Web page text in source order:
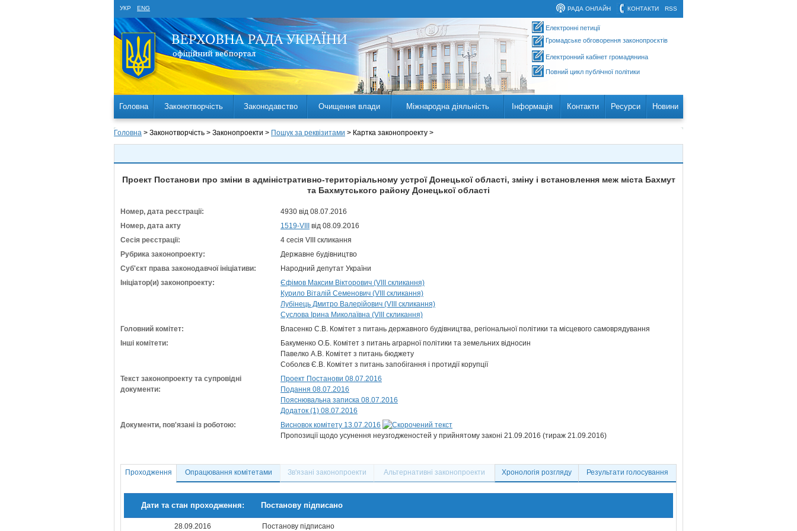
УКР ENG RSS
КОНТАКТИ
РАДА ОНЛАЙН
Електронні петиції
Громадське обговорення законопроєктів
Електронний кабінет громадянина
Повний цикл публічної політики
Головна Законотворчість Законодавство Очищення влади Міжнародна діяльність Інформація Контакти Ресурси Новини
Головна > Законотворчість > Законопроекти > Пошук за реквізитами > Картка законопроекту >
Проект Постанови про зміни в адміністративно-територіальному устрої Донецької області, зміну і встановлення меж міста Бахмут
та Бахмутського району Донецької області
Номер, дата реєстрації:
4930 від 08.07.2016
Номер, дата акту
1519-VIII
від 08.09.2016
Сесія реєстрації:
4 сесія VIII скликання
Рубрика законопроекту:
Державне будівництво
Суб'єкт права законодавчої ініціативи:
Народний депутат України
Ініціатор(и) законопроекту:
Єфімов Максим Вікторович (VIII скликання)
Курило Віталій Семенович (VIII скликання)
Лубінець Дмитро Валерійович (VIII скликання)
Суслова Ірина Миколаївна (VIII скликання)
Головний комітет:
Власенко С.В. Комітет з питань державного будівництва, регіональної політики та місцевого самоврядування
Інші комітети:
Бакуменко О.Б. Комітет з питань аграрної політики та земельних відносин
Павелко А.В. Комітет з питань бюджету
Соболєв Є.В. Комітет з питань запобігання і протидії корупції
Текст законопроекту та супровідні
документи:
Проект Постанови 08.07.2016
Подання 08.07.2016
Пояснювальна записка 08.07.2016
Додаток (1) 08.07.2016
Документи, пов'язані із роботою:
Висновок комітету 13.07.2016
Пропозиції щодо усунення неузгодженостей у прийнятому законі 21.09.2016 (тираж 21.09.2016)
Проходження Опрацювання комітетами Зв'язані законопроекти Альтернативні законопроекти Хронологія розгляду Результати голосування
Дати та стан проходження: Постанову підписано
28.09.2016 Постанову підписано